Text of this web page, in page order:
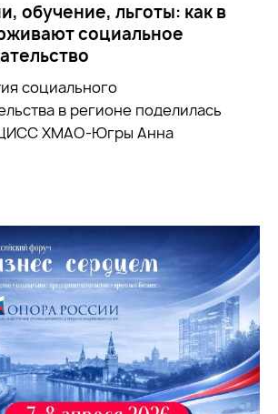
обучение, льготы: как в
социальное
социального
в регионе поделилась
ЦИСС ХМАО-Югры Анна